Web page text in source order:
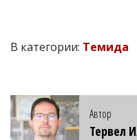
В категории: Темида
Автор
Тервел